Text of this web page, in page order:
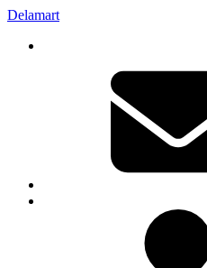
Delamart